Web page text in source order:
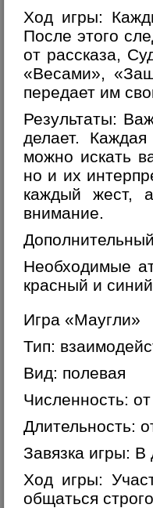
Ход игры:
После этого
от рассказа,
«Весами»,
передает им
Результаты:
делает.
можно искать
но и их
каждый жест,
внимание.
Необходимые
красный и
Игра «Маугли»
Тип:
Вид: полевая
Численность:
Длительность:
Завязка игры: В
Ход игры:
общаться